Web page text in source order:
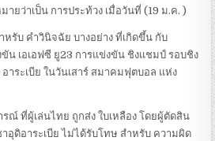
ยว่าเป็น การประท้วง เมื่อวันที่ (19 ม.ค. )
หรับ คำวินิจฉัย บางอย่าง ที่เกิดขึ้น กับ
ขัน เอเอฟซี ยู23 การแข่งขัน ชิงแชมป์ รอบชิง
าระเบีย ในวันเสาร์ สมาคมฟุตบอล แห่ง
ณ์ ที่ผู้เล่นไทย ถูกส่ง ใบเหลือง โดยผู้ตัดสิน
อุดิอาระเบีย ไม่ได้รับโทษ สำหรับ ความผิด